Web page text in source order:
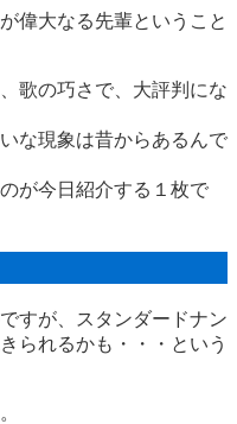
偉大なる先輩ということ
歌の巧さで、大評判にな
な現象は昔からあるんで
が今日紹介する１枚で
すが、スタンダードナン
られるかも・・・という